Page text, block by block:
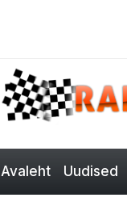
Avaleht Uudised